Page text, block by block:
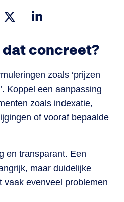
concreet?
zoals ‘prijzen
Koppel een aanpassing
zoals indexatie,
of vooraf bepaalde
en transparant. Een
maar duidelijke
vaak evenveel problemen